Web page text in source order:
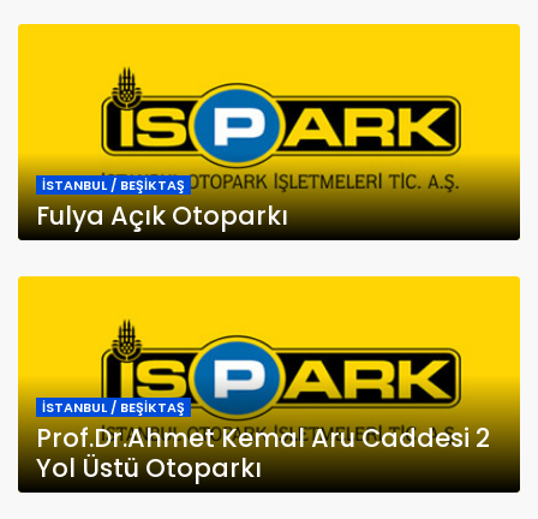
İSTANBUL / BEŞİKTAŞ
Fulya Açık Otoparkı
İSTANBUL / BEŞİKTAŞ
Prof.Dr.Ahmet Kemal Aru Caddesi 2
Yol Üstü Otoparkı